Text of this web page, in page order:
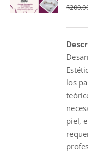
$
los
piel,